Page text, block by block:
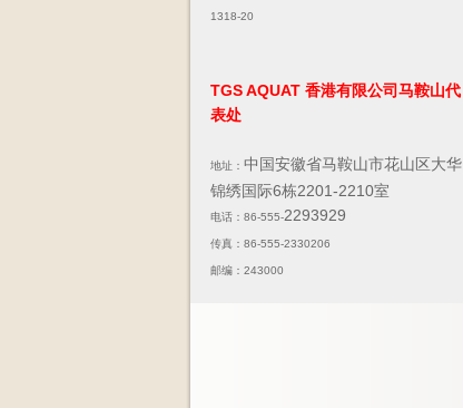
1318-20
TGS AQUAT 香港有限公司马鞍山代
表处
地址： 中国安徽省马鞍山市花山区大华
锦绣国际6栋2201-2210室
电话：86-555-2293929
传真：86-555-2330206
邮编：243000